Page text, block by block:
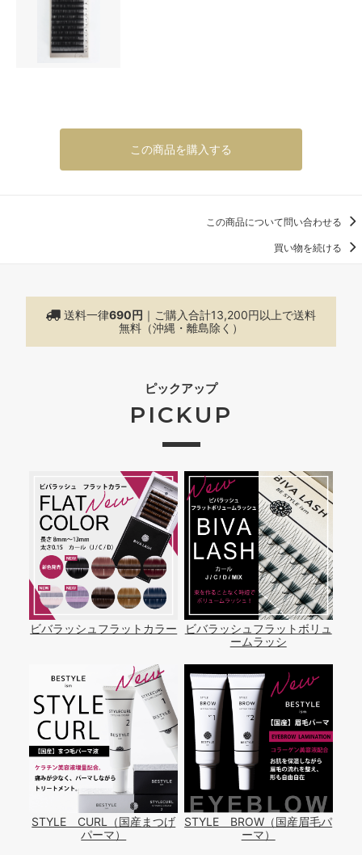
この商品を購入する
この商品について問い合わせる
買い物を続ける
送料一律690円 ｜ご購入合計13,200円以上で送料
無料（沖縄・離島除く）
ピックアップ
PICKUP
ビバラッシュフラットカラー
ビバラッシュフラットボリュ
ームラッシ
STYLE CURL（国産まつげ
パーマ）
STYLE BROW（国産眉毛パ
ーマ）